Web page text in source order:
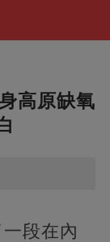
高原缺氧
段在內